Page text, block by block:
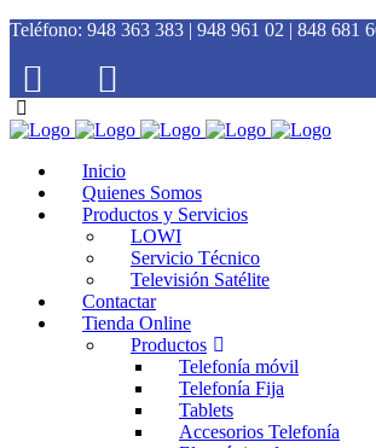
Teléfono: 948 363 383 | 948 961 02 | 848 681
Inicio
Quienes Somos
Productos y Servicios
LOWI
Servicio Técnico
Televisión Satélite
Contactar
Tienda Online
Productos
Telefonía móvil
Telefonía Fija
Tablets
Accesorios Telefonía